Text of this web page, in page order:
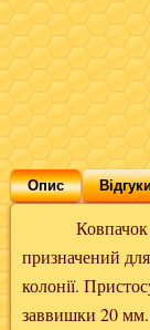
Опис
Ковпачок
призначений
колонії.
заввишки 20 мм.